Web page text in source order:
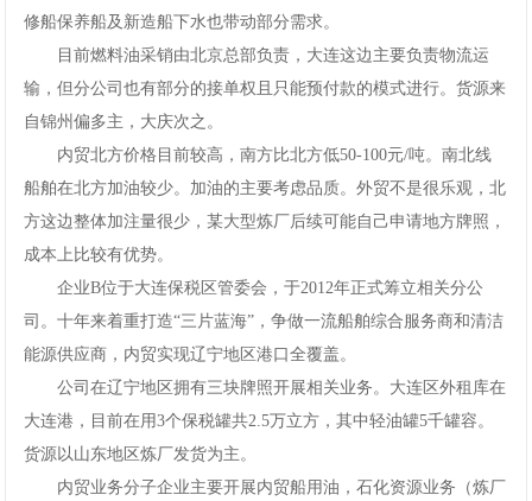
修船保养船及新造船下水也带动部分需求。
目前燃料油采销由北京总部负责，大连这边主要负责物流运
输，但分公司也有部分的接单权且只能预付款的模式进行。货源来
自锦州偏多主，大庆次之。
内贸北方价格目前较高，南方比北方低50-100元/吨。南北线
船舶在北方加油较少。加油的主要考虑品质。外贸不是很乐观，北
方这边整体加注量很少，某大型炼厂后续可能自己申请地方牌照，
成本上比较有优势。
企业B位于大连保税区管委会，于2012年正式筹立相关分公
司。十年来着重打造“三片蓝海”，争做一流船舶综合服务商和清洁
能源供应商，内贸实现辽宁地区港口全覆盖。
公司在辽宁地区拥有三块牌照开展相关业务。大连区外租库在
大连港，目前在用3个保税罐共2.5万立方，其中轻油罐5千罐容。
货源以山东地区炼厂发货为主。
内贸业务分子企业主要开展内贸船用油，石化资源业务（炼厂